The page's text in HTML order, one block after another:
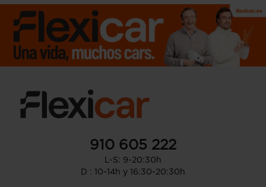
910 605 222
L-S: 9-20:30h
D : 10-14h y 16:30-20:30h